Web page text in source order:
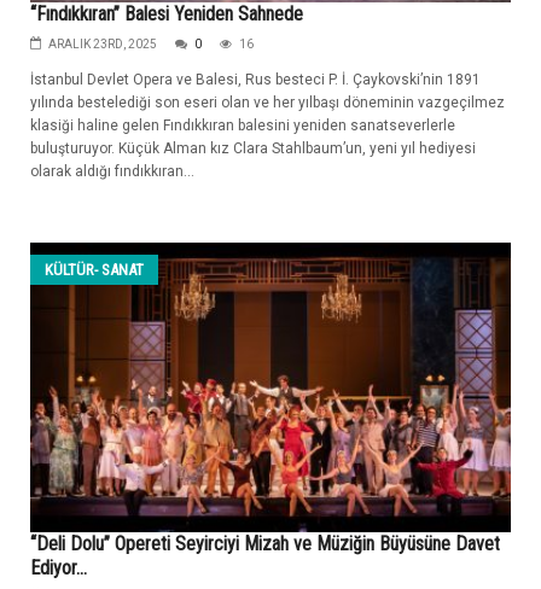
“Fındıkkıran” Balesi Yeniden Sahnede
ARALIK 23RD, 2025 0 16
İstanbul Devlet Opera ve Balesi, Rus besteci P. İ. Çaykovski’nin 1891
yılında bestelediği son eseri olan ve her yılbaşı döneminin vazgeçilmez
klasiği haline gelen Fındıkkıran balesini yeniden sanatseverlerle
buluşturuyor. Küçük Alman kız Clara Stahlbaum’un, yeni yıl hediyesi
olarak aldığı fındıkkıran...
KÜLTÜR- SANAT
“Deli Dolu” Opereti Seyirciyi Mizah ve Müziğin Büyüsüne Davet
Ediyor…